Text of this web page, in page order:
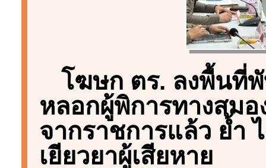
โฆษก ตร. ลงพื้นที่
หลอกผู้พิการทางสม
จากราชการแล้ว ย้ำ
เยียวยาผู้เสียหาย